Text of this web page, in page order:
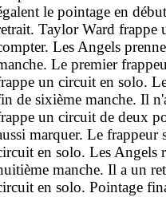
le pointage en
Taylor Ward frappe
Les Angels
Le premier
un circuit en solo.
de sixième manche. Il
un circuit de deux
marquer. Le frappeur
en solo. Les Angels
manche. Il a un
en solo. Pointage